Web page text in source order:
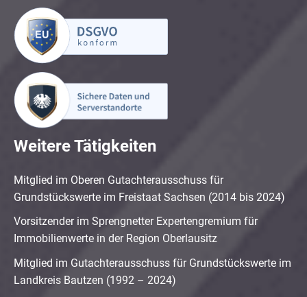
Weitere Tätigkeiten
Mitglied im Oberen Gutachterausschuss für
Grundstückswerte im Freistaat Sachsen (2014 bis 2024)
Vorsitzender im Sprengnetter Expertengremium für
Immobilienwerte in der Region Oberlausitz
Mitglied im Gutachterausschuss für Grundstückswerte im
Landkreis Bautzen (1992 – 2024)